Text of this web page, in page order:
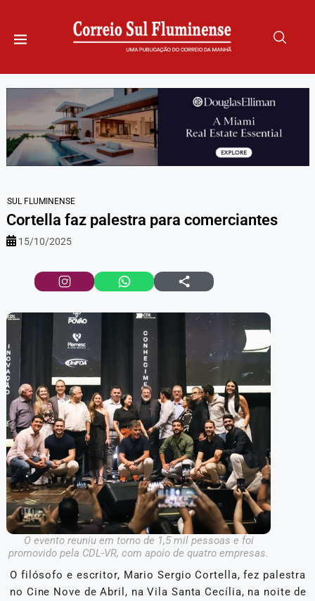
SUL FLUMINENSE
Cortella faz palestra para comerciantes
15/10/2025
O evento reuniu em torno de 1,5 mil pessoas e foi
promovido pela CDL-VR, com apoio de quatro empresas.
O filósofo e escritor, Mario Sergio Cortella, fez palestra
no Cine Nove de Abril, na Vila Santa Cecília, na noite de